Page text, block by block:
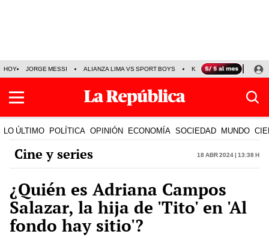
HOY JORGE MESSI ALIANZA LIMA VS SPORT BOYS KENJI FUJIMORI
LO ÚLTIMO POLÍTICA OPINIÓN ECONOMÍA SOCIEDAD MUNDO
Cine y series 18 Abr 2024 | 13:38 h
¿Quién es Adriana Campos
Salazar, la hija de 'Tito' en 'Al
fondo hay sitio'?